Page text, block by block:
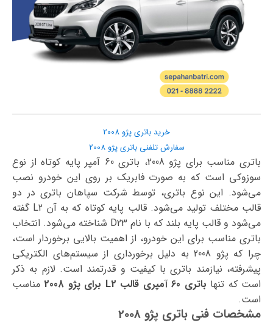
خرید باتری پژو 2008
سفارش تلفنی باتری پژو 2008
باتری مناسب برای پژو 2008، باتری 60 آمپر پایه کوتاه از نوع
سوزوکی است که به صورت فابریک بر روی این خودرو نصب
می‌شود. این نوع باتری، توسط شرکت سپاهان باتری در دو
قالب مختلف تولید می‌شود. قالب پایه کوتاه که به آن L2 گفته
می‌شود و قالب پایه بلند که با نام D23 شناخته می‌شود. انتخاب
باتری مناسب برای این خودرو، از اهمیت بالایی برخوردار است،
چرا که پژو 2008 به دلیل برخورداری از سیستم‌های الکتریکی
پیشرفته، نیازمند باتری با کیفیت و قدرتمند است. لازم به ذکر
است که تنها باتری 60 آمپری قالب L2 برای پژو 2008
مناسب
است.
مشخصات فنی باتری پژو 2008